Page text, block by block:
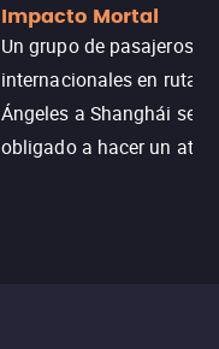
Impacto Mortal
Un grupo de pasajeros
internacionales en ruta
Ángeles a Shanghái se ve
obligado a hacer un